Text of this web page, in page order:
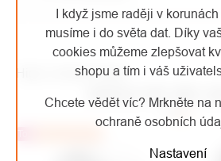
I když jsme raději v
musíme i do světa dat. Díky
cookies můžeme zlepšovat
shopu a tím i váš
Chcete vědět víc? Mrkněte na
ochraně osobních
Nastavení
High-contrast mode
MOHLO BY VÁS